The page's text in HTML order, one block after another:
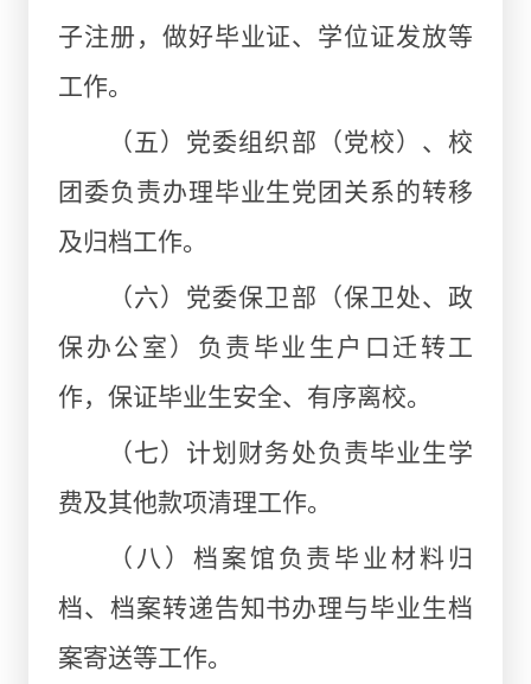
子注册，做好毕业证、学位证发放等
工作。
（五）党委组织部（党校）、校
团委负责办理毕业生党团关系的转移
及归档工作。
（六）党委保卫部（保卫处、政
保办公室）负责毕业生户口迁转工
作，保证毕业生安全、有序离校。
（七）计划财务处负责毕业生学
费及其他款项清理工作。
（八）档案馆负责毕业材料归
档、档案转递告知书办理与毕业生档
案寄送等工作。